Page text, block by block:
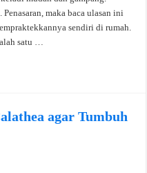
maka baca ulasan ini
sendiri di rumah.
satu …
agar Tumbuh